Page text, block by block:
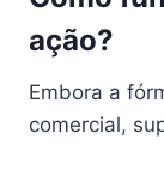
ação?
Embora a
comercial,